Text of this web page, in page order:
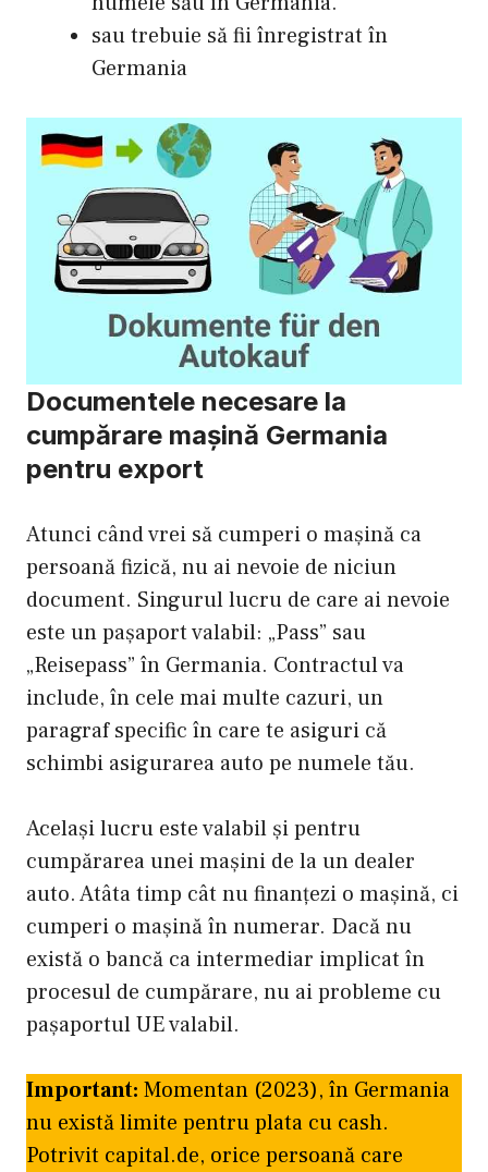
sau trebuie să fii înregistrat în
Germania
Documentele necesare la
cumpărare mașină Germania
pentru export
Atunci când vrei să cumperi o mașină ca
persoană fizică, nu ai nevoie de niciun
document. Singurul lucru de care ai nevoie
este un pașaport valabil: „Pass” sau
„Reisepass” în Germania. Contractul va
include, în cele mai multe cazuri, un
paragraf specific în care te asiguri că
schimbi asigurarea auto pe numele tău.
Același lucru este valabil și pentru
cumpărarea unei mașini de la un dealer
auto. Atâta timp cât nu finanțezi o mașină, ci
cumperi o mașină în numerar. Dacă nu
există o bancă ca intermediar implicat în
procesul de cumpărare, nu ai probleme cu
pașaportul UE valabil.
Important: Momentan (2023), în Germania
nu există limite pentru plata cu cash.
Potrivit capital.de, orice persoană care